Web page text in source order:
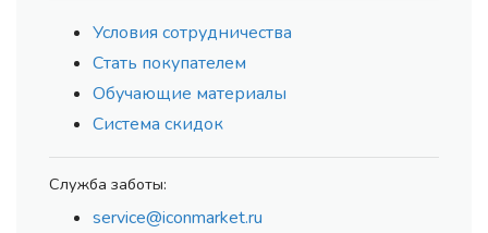
Условия сотрудничества
Стать покупателем
Обучающие материалы
Система скидок
Служба заботы:
service@iconmarket.ru